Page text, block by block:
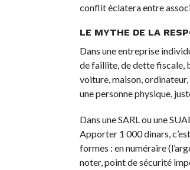
conflit éclatera entre
LE MYTHE DE LA
Dans une entreprise
de faillite, de dette fiscale,
voiture, maison,
une personne physique,
Dans une SARL ou une
Apporter 1 000 dinars,
formes : en numéraire
noter, point de sécurité